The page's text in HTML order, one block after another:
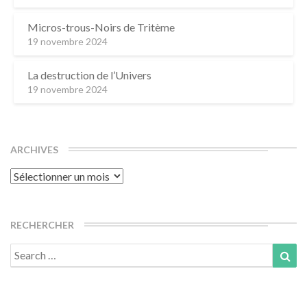
Micros-trous-Noirs de Tritème
19 novembre 2024
La destruction de l’Univers
19 novembre 2024
ARCHIVES
Archives
RECHERCHER
Search
for: